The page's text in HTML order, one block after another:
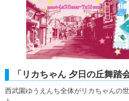
「リカちゃん 夕日の丘舞踏
西武園ゆうえんち全体がリカちゃんの